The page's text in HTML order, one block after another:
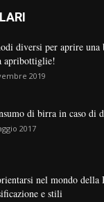
diversi per aprire
apribottiglie!
2019
di birra in caso di
2017
nel mondo della
e stili